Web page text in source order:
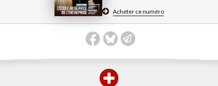
Acheter ce numéro